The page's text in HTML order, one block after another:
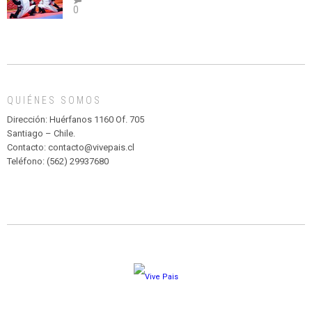
abuso”
Y
MADAGASCAR
PARQUE
HURATDO
0
QUIÉNES SOMOS
Dirección: Huérfanos 1160 Of. 705
Santiago – Chile.
Contacto: contacto@vivepais.cl
Teléfono: (562) 29937680